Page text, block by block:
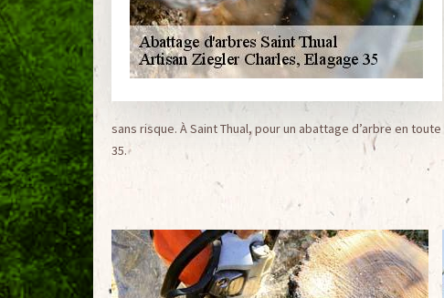
sans risque. À Saint Thual, pour un abattage d’arbre en
35.